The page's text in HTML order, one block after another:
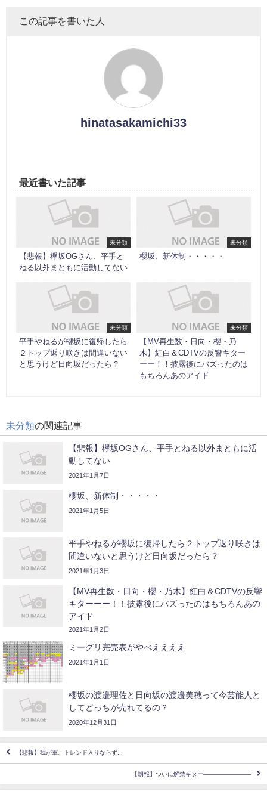
この記事を書いた人
hinatasakamichi33
最近書いた記事
未分類
【悲報】欅坂OGさん、平手と
ねる以外まともに活動してない
未分類
櫻坂、新体制・・・・・
未分類
平手やねるが櫻坂に復帰したら
２トップ返り咲きは間違いない
と思うけど日向坂だったら？
未分類
【MV再生数・日向・櫻・乃
木】紅白＆CDTVの反響キター
ーー！！披露後にバズったのは
もちろんあのアイド
未分類の関連記事
【悲報】欅坂OGさん、平手とねる以外まともに活
動してない
2021年1月7日
櫻坂、新体制・・・・・
2021年1月5日
平手やねるが櫻坂に復帰したら２トップ返り咲きは
間違いないと思うけど日向坂だったら？
2021年1月3日
【MV再生数・日向・櫻・乃木】紅白＆CDTVの反響
キターーー！！披露後にバズったのはもちろんあの
アイド
2021年1月2日
ミーグリ完売表がやべええええ
2021年1月1日
櫻坂の渡邉理佐と日向坂の渡邉美穂って今芸能人と
してどっちが売れてるの？
2020年12月31日
【悲報】我が軍、トレンド入りならず...
【朗報】ついに解禁キター――――――――